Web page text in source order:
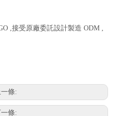
,接受原廠委託設計製造 ODM ,
一條:
條: